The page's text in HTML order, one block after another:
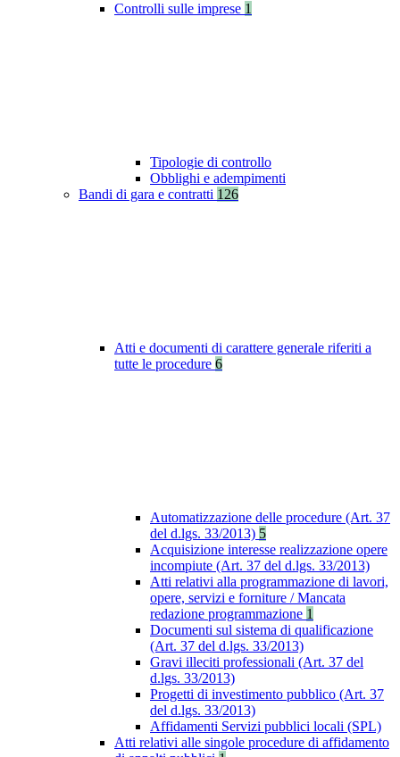
Controlli sulle imprese 1
Tipologie di controllo
Obblighi e adempimenti
Bandi di gara e contratti 126
Atti e documenti di carattere generale riferiti a
tutte le procedure 6
Automatizzazione delle procedure (Art. 37
del d.lgs. 33/2013) 5
Acquisizione interesse realizzazione opere
incompiute (Art. 37 del d.lgs. 33/2013)
Atti relativi alla programmazione di lavori,
opere, servizi e forniture / Mancata
redazione programmazione 1
Documenti sul sistema di qualificazione
(Art. 37 del d.lgs. 33/2013)
Gravi illeciti professionali (Art. 37 del
d.lgs. 33/2013)
Progetti di investimento pubblico (Art. 37
del d.lgs. 33/2013)
Affidamenti Servizi pubblici locali (SPL)
Atti relativi alle singole procedure di affidamento